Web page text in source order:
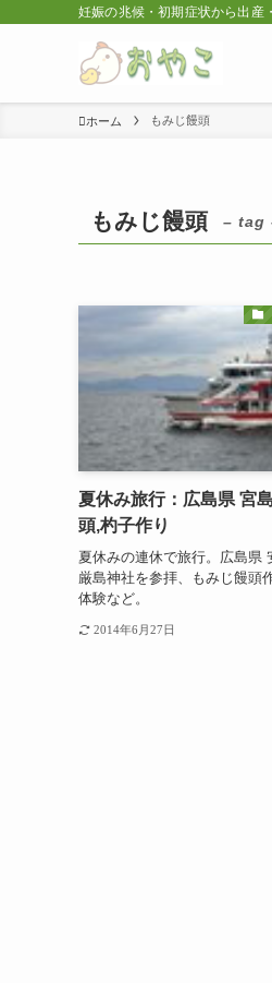
妊娠の兆候・初期症状から出産
ホーム もみじ饅頭
もみじ饅頭 – tag
夏休み旅行：広島県 宮
頭,杓子作り
夏休みの連休で旅行。広島県
厳島神社を参拝、もみじ饅頭
体験など。
2014年6月27日